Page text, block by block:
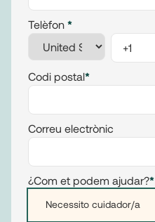
Telèfon *
Codi postal*
Correu electrònic
¿Com et podem ajudar?*
Necessito cuidador/a